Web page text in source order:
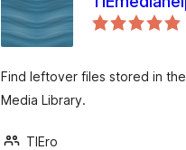
Find leftover files stored in
Media Library.
TIEro